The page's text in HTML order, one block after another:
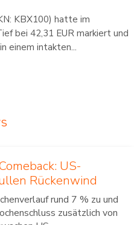
KBX100) hatte im
bei 42,31 EUR markiert und
einem intakten...
US-
Rückenwind
rund 7 % zu und
zusätzlich von